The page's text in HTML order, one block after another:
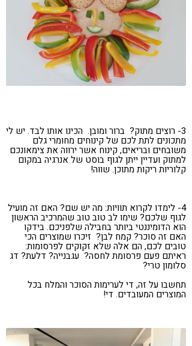
3- רוצים מתוק? ברור ומובן. הכינו אותו לבד. יש לי
מתכונים לתת לכם של קינוחים מחומרי גלם
משובחים ובריאים, קינוח אשר ירווה את צימאונכם
למתוק ועדיין ייתן לגוף בוסט של אנרגיה במקום
קלוריות ריקות מתוכן. שווה!
4- לימדו לקרוא תוויות: מה יש שם? האם זה מועיל
לגוף שלכם? שימו לב טוב טוב שהמרכיב הראשון
הוא הדומיננטי ביותר בחבילה שלפניכם. בידקו
האם זה סוכר? קמח לבן? זיכרו שמוצרים הכי
טובים לכם, הם אלה שלא זקוקים לפרסומות:
ראיתם פעם פרסומת לחסה? עגבנייה? דלעת? דג
סלומון טרי?
תחשבו על זה, די לערימות הסוכר והמלח בכל
המוצרים המעובדים. די!